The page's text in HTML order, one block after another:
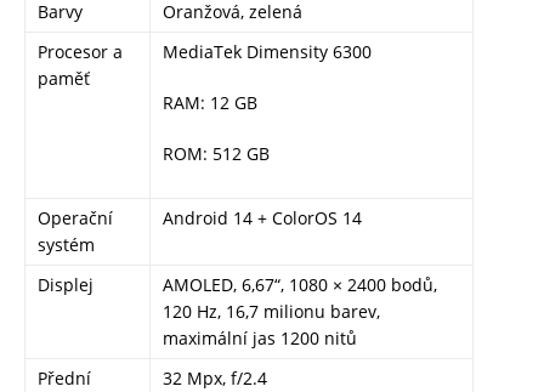
Barvy
Oranžová, zelená
Procesor a
paměť
MediaTek Dimensity 6300
RAM: 12 GB
ROM: 512 GB
Operační
systém
Android 14 + ColorOS 14
Displej
AMOLED, 6,67“, 1080 × 2400 bodů,
120 Hz, 16,7 milionu barev,
maximální jas 1200 nitů
Přední
32 Mpx, f/2.4